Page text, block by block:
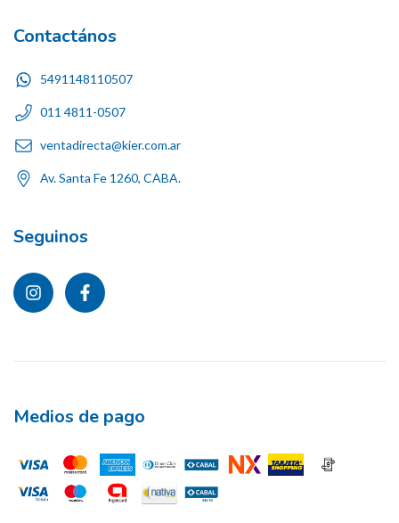
Contactános
5491148110507
011 4811-0507
ventadirecta@kier.com.ar
Av. Santa Fe 1260, CABA.
Seguinos
Medios de pago